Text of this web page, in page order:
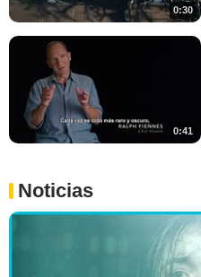
0:30
0:41
Noticias